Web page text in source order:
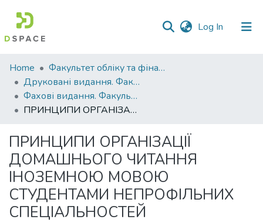
Log In (current)
Communities
&
Collections
All of DSpace
Statistics
Home
Факультет обліку та фінансів
Друковані видання. Факультет обліку та фінансів
Фахові видання. Факультет обліку та фінансів
ПРИНЦИПИ ОРГАНІЗАЦІЇ ДОМАШНЬОГО ЧИТАННЯ ІНОЗЕМНОЮ МОВОЮ СТУДЕНТАМИ НЕПРОФІЛЬНИХ СПЕЦІАЛЬНОСТЕЙ
ПРИНЦИПИ ОРГАНІЗАЦІЇ
ДОМАШНЬОГО ЧИТАННЯ
ІНОЗЕМНОЮ МОВОЮ
СТУДЕНТАМИ НЕПРОФІЛЬНИХ
СПЕЦІАЛЬНОСТЕЙ